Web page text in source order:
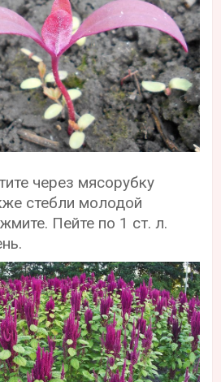
через мясорубку
стебли молодой
Пейте по 1 ст. л.